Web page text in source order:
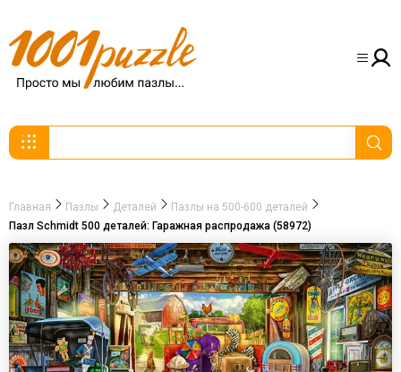
Главная Пазлы Деталей
Пазлы на 500-600 деталей
Пазл Schmidt 500 деталей: Гаражная распродажа (58972)